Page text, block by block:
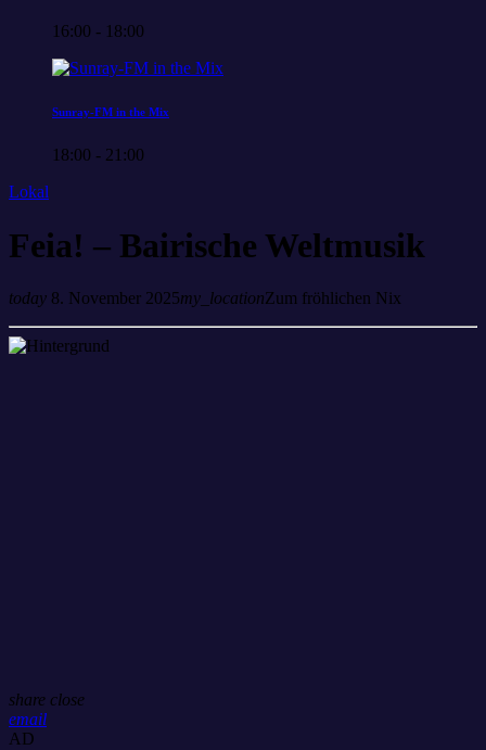
16:00 - 18:00
Sunray-FM in the Mix
18:00 - 21:00
Lokal
Feia! – Bairische Weltmusik
today 8. November 2025my_locationZum fröhlichen Nix
share close
email
AD